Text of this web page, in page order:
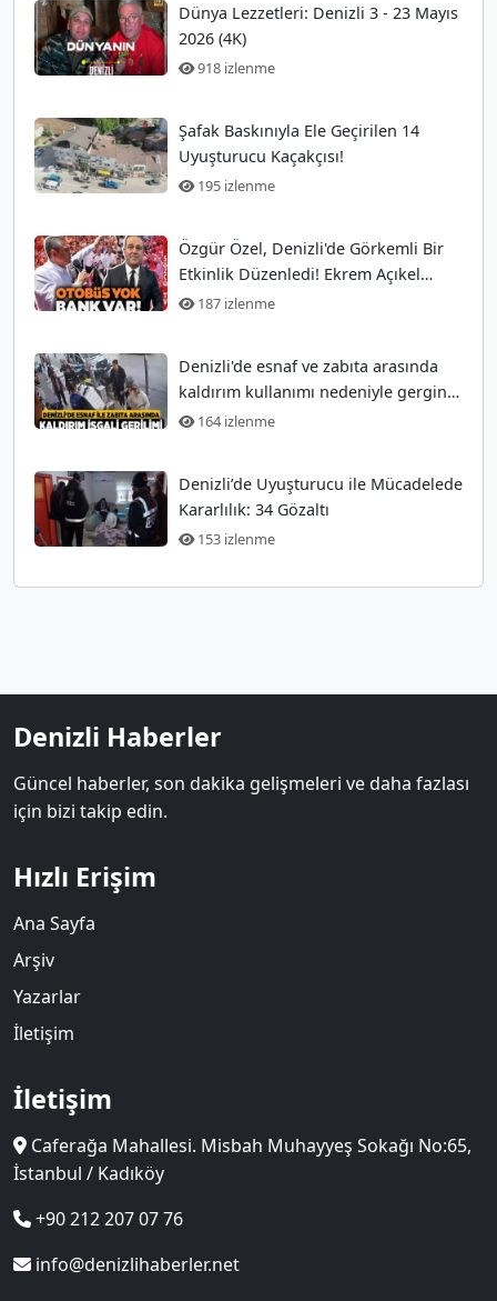
Dünya Lezzetleri: Denizli 3 - 23 Mayıs
2026 (4K)
918 izlenme
Şafak Baskınıyla Ele Geçirilen 14
Uyuşturucu Kaçakçısı!
195 izlenme
Özgür Özel, Denizli'de Görkemli Bir
Etkinlik Düzenledi! Ekrem Açıkel
Tarihi Olayı
187 izlenme
Denizli'de esnaf ve zabıta arasında
kaldırım kullanımı nedeniyle gergin
anlar
164 izlenme
Denizli’de Uyuşturucu ile Mücadelede
Kararlılık: 34 Gözaltı
153 izlenme
Denizli Haberler
Güncel haberler, son dakika gelişmeleri ve daha fazlası
için bizi takip edin.
Hızlı Erişim
Ana Sayfa
Arşiv
Yazarlar
İletişim
İletişim
Caferağa Mahallesi. Misbah Muhayyeş Sokağı No:65,
İstanbul / Kadıköy
+90 212 207 07 76
info@denizlihaberler.net